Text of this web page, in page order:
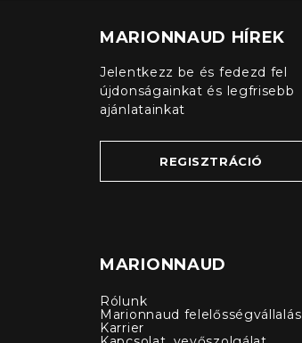
MARIONNAUD HÍREK
Jelentkezz be és fedezd fel
újdonságainkat és legfrisebb
ajánlatainkat
REGISZTRÁCIÓ
MARIONNAUD
Rólunk
Marionnaud felelősségvállalás
Karrier